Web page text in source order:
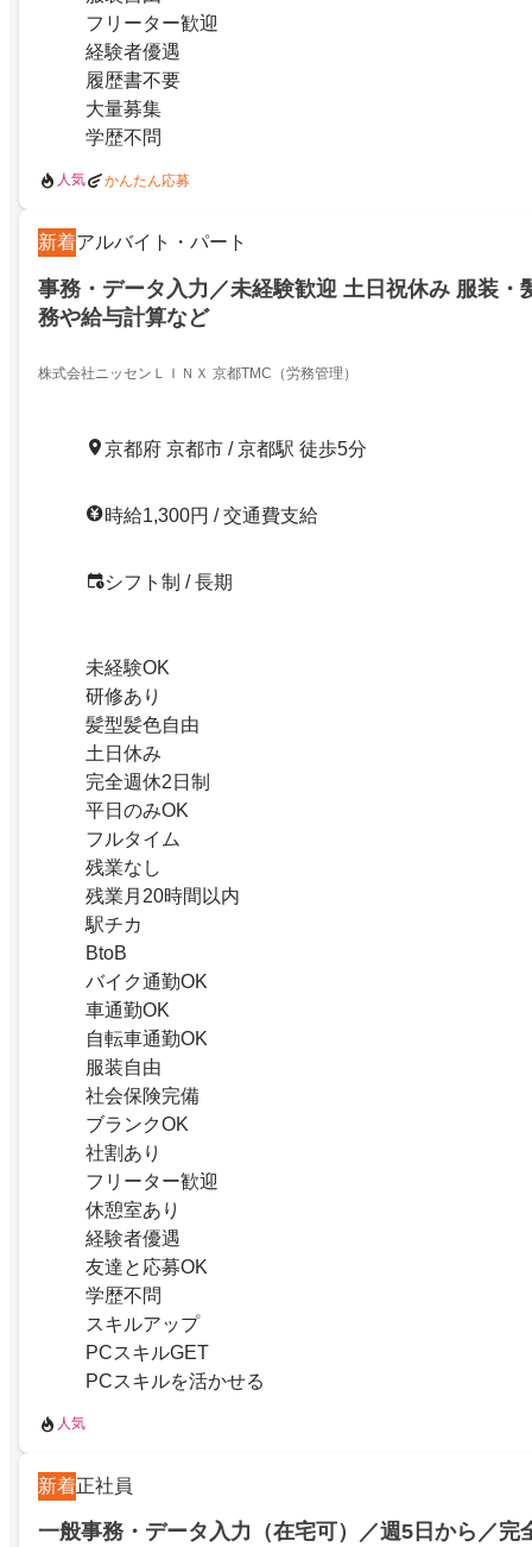
フリーター歓迎
経験者優遇
履歴書不要
大量募集
学歴不問
人気 かんたん応募
新着アルバイト・パート
事務・データ入力／未経験歓迎 土日祝休み 服装・
務や給与計算など
株式会社ニッセンＬＩＮＸ 京都TMC（労務管理）
京都府 京都市 / 京都駅 徒歩5分
時給1,300円 / 交通費支給
シフト制 / 長期
未経験OK
研修あり
髪型髪色自由
土日休み
完全週休2日制
平日のみOK
フルタイム
残業なし
残業月20時間以内
駅チカ
BtoB
バイク通勤OK
車通勤OK
自転車通勤OK
服装自由
社会保険完備
ブランクOK
社割あり
フリーター歓迎
休憩室あり
経験者優遇
友達と応募OK
学歴不問
スキルアップ
PCスキルGET
PCスキルを活かせる
人気
新着正社員
一般事務・データ入力（在宅可）／週5日から／完